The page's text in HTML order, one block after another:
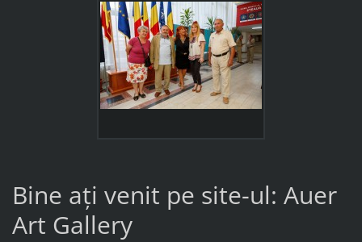
Bine ați venit pe site-ul: Auer
Art Gallery